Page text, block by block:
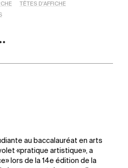
TÊTES D'AFFICHE
au baccalauréat en arts
«pratique artistique», a
lors de la 14e édition de la